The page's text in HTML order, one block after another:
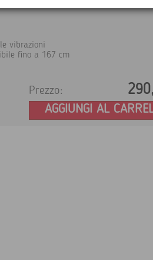
vibrazioni
fino a 167 cm
Prezzo:
AGGIUNGI AL